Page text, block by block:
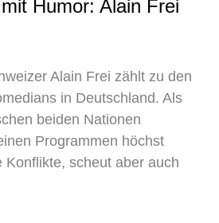
Humor: Alain Frei
Alain Frei zählt zu den
in Deutschland. Als
beiden Nationen
Programmen höchst
Konflikte, scheut aber auch